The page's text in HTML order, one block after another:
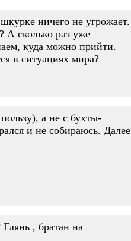
ничего не угрожает.
А сколько раз уже
куда можно прийти.
в ситуациях мира?
а не с бухты-
и не собираюсь. Далее
, братан на